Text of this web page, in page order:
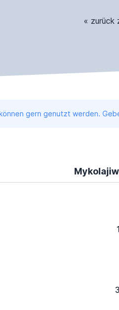
« zurück
gern genutzt werden.